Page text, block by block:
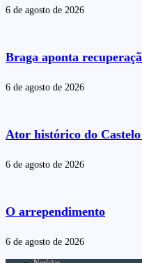
6 de agosto de 2026
Braga aponta
6 de agosto de 2026
Ator histórico do
6 de agosto de 2026
O arrependimento
6 de agosto de 2026